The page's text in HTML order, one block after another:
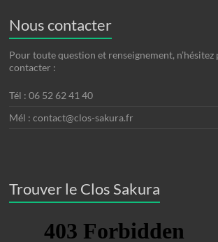
Nous contacter
Pour toute question et renseignement, n’hésitez
contacter :
Tél : 06 52 62 41 40
Mél : contact@clos-sakura.fr
Trouver le Clos Sakura